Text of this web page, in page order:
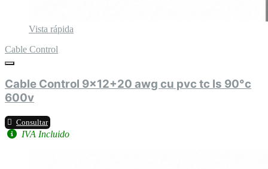
Vista rápida
Cable Control
Cable Control 9x12+20 awg cu pvc tc ls 90°c
600v
Consultar
IVA Incluido